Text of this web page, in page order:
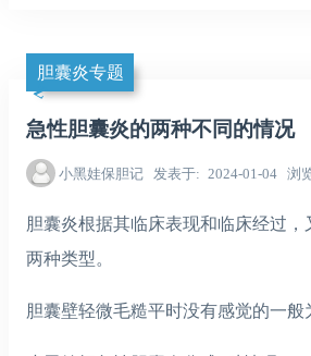
胆囊炎专题
急性胆囊炎的两种不同的情况
小黑娃保胆记 发表于 2024-01-04 浏
胆囊炎根据其临床表现和临床经过
两种类型。
胆囊壁轻微毛糙平时没有感觉的一般